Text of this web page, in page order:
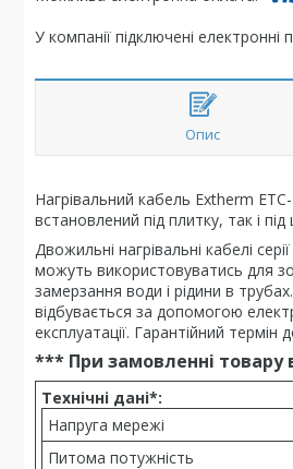
У компанії підключені
Опис
Нагрівальний кабель Extherm
встановлений під плитку, так і
Двожильні нагрівальні кабелі
можуть використовуватись для
замерзання води і рідини в
відбувається за допомогою
експлуатації. Гарантійний термін
*** При замовленні товару
Технічні дані*:
Напруга мережі
Питома потужність